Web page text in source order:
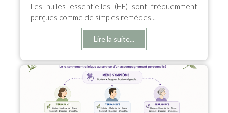
Les huiles essentielles (HE) sont fréquemment
perçues comme de simples remèdes...
Lire la suite...